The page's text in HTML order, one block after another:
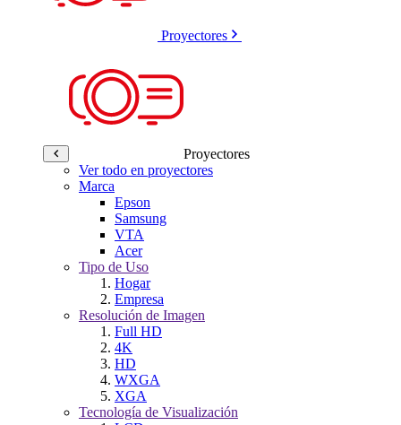
Proyectores
Proyectores
Ver todo en proyectores
Marca
Epson
Samsung
VTA
Acer
Tipo de Uso
Hogar
Empresa
Resolución de Imagen
Full HD
4K
HD
WXGA
XGA
Tecnología de Visualización